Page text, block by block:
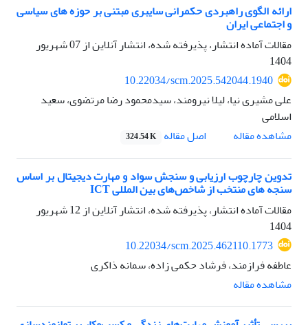
ارائه الگوی راهبردی حکمرانی سایبری مبتنی بر حوزه های سیاسی
و اجتماعی ایران
مقالات آماده انتشار، پذیرفته شده، انتشار آنلاین از
07 شهریور
1404
10.22034/scm.2025.542044.1940
علی مشیری نیا، لیلا نیرومند، سیدمحمود رضا مرتضوی، سعید
اسلامی
مشاهده مقاله
اصل مقاله 324.54 K
تدوین چارچوب ارزیابی و سنجش سواد و مهارت دیجیتال بر اساس
سنجه های منتخب از شاخص‌های بین المللی ICT
مقالات آماده انتشار، پذیرفته شده، انتشار آنلاین از
12 شهریور
1404
10.22034/scm.2025.462110.1773
عاطفه فرازمند، فرشاد حکمی زاده، سمانه ذاکری
مشاهده مقاله